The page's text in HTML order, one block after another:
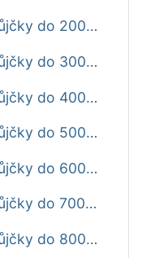
Půjčky do 2000 Kč ještě dnes
Půjčky do 3000 Kč ještě dnes
Půjčky do 4000 Kč ještě dnes
Půjčky do 5000 Kč ještě dnes
Půjčky do 6000 Kč ještě dnes
Půjčky do 7000 Kč ještě dnes
Půjčky do 8000 Kč ještě dnes